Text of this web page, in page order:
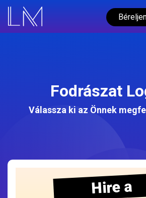
Fodrászat
Válassza ki az Önnek
Hire a